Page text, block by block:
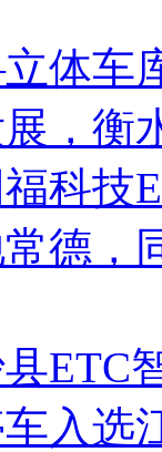
体车
，衡
科技
德，
ETC
入选